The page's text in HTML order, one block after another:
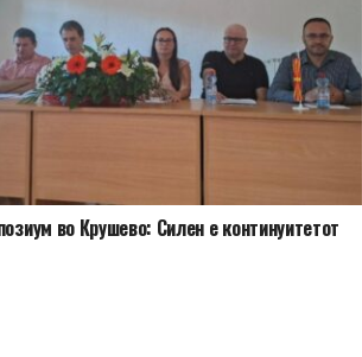
во Крушево: Силен е континуитетот